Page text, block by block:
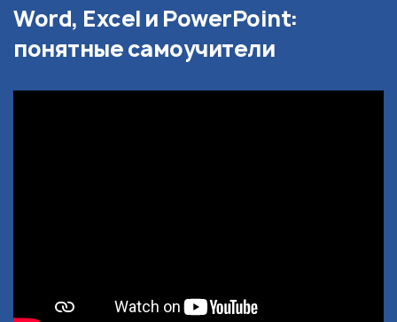
Word, Excel и PowerPoint:
понятные самоучители